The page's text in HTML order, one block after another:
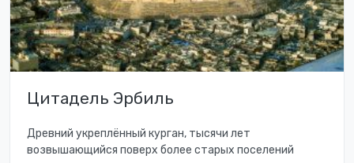
Цитадель Эрбиль
Древний укреплённый курган, тысячи лет
возвышающийся поверх более старых поселений